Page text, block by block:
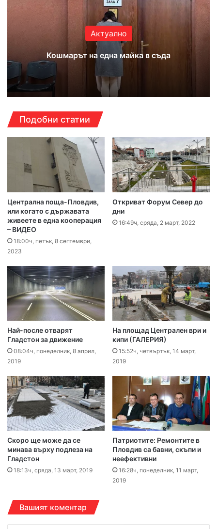
ok e
Актуално
Кошмарът на една майка в съда
Подобни статии
Централна поща-Пловдив,
или когато с държавата
живеете в една кооперация
– ВИДЕО
18:00ч, петък, 8 септември,
2023
Откриват Форум Север до
дни
16:49ч, сряда, 2 март, 2022
Най-после отварят
Гладстон за движение
08:04ч, понеделник, 8 април,
2019
На площад Централен ври и
кипи (ГАЛЕРИЯ)
15:52ч, четвъртък, 14 март,
2019
Скоро ще може да се
минава върху подлеза на
Гладстон
18:13ч, сряда, 13 март, 2019
Патриотите: Ремонтите в
Пловдив са бавни, скъпи и
неефективни
16:28ч, понеделник, 11 март,
2019
Вашият коментар